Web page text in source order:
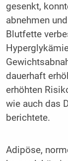
gesenkt,
abnehmen
Blutfette
dauerhaft
erhöhten
wie auch das
berichtete.
Adipöse,